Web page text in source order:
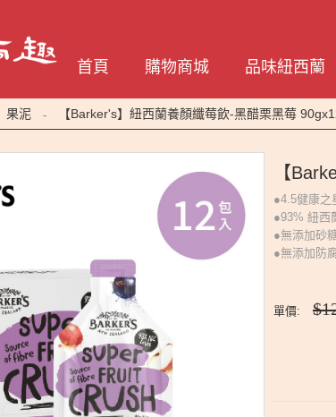
首頁 購物商城 品味紐西蘭
果泥 - 【Barker's】紐西蘭養顏纖莓飲-黑醋栗黑莓
【
●4.5健康之
●93% 紐西
●無添加砂
●無添加防
單價: